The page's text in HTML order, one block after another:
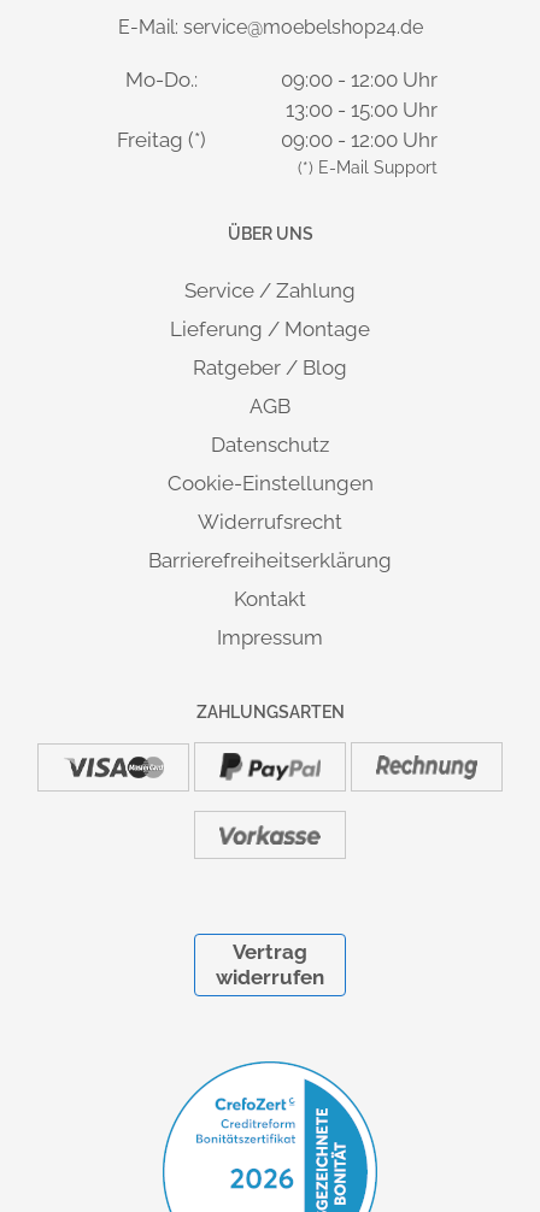
E-Mail: service@moebelshop24.de
Mo-Do.:
09:00 - 12:00 Uhr
13:00 - 15:00 Uhr
Freitag (*)
09:00 - 12:00 Uhr
(*) E-Mail Support
ÜBER UNS
Service / Zahlung
Lieferung / Montage
Ratgeber / Blog
AGB
Datenschutz
Cookie-Einstellungen
Widerrufsrecht
Barrierefreiheitserklärung
Kontakt
Impressum
ZAHLUNGSARTEN
Vertrag
widerrufen